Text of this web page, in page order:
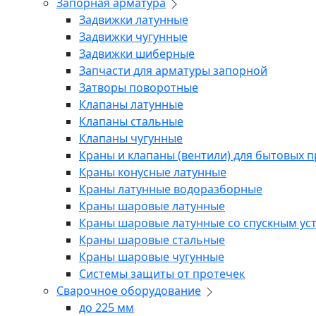
Запорная арматура
Задвижки латунные
Задвижки чугунные
Задвижки шиберные
Запчасти для арматуры запорной
Затворы поворотные
Клапаны латунные
Клапаны стальные
Клапаны чугунные
Краны и клапаны (вентили) для бытовых
Краны конусные латунные
Краны латунные водоразборные
Краны шаровые латунные
Краны шаровые латунные со спускным
Краны шаровые стальные
Краны шаровые чугунные
Системы защиты от протечек
Сварочное оборудование
до 225 мм